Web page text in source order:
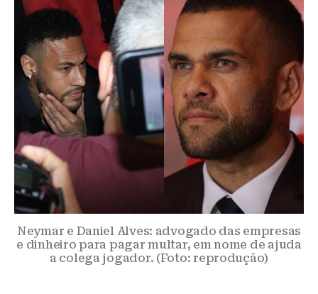
Neymar e Daniel Alves: advogado das empresas
e dinheiro para pagar multar, em nome de ajuda
a colega jogador. (Foto: reprodução)